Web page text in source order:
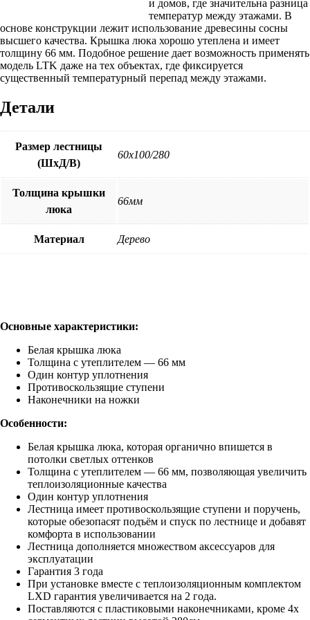
и домов, где значительна разница
температур между этажами. В
основе конструкции лежит использование древесины сосны
высшего качества. Крышка люка хорошо утеплена и имеет
толщину 66 мм. Подобное решение дает возможность применять
модель LTK даже на тех объектах, где фиксируется
существенный температурный перепад между этажами.
Детали
Размер лестницы
(ШхД/В)
60х100/280
Толщина крышки
люка
66мм
Материал Дерево
Основные характеристики:
Белая крышка люка
Толщина с утеплителем — 66 мм
Один контур уплотнения
Противоскользящие ступени
Наконечники на ножки
Особенности:
Белая крышка люка, которая органично впишется в
потолки светлых оттенков
Толщина с утеплителем — 66 мм, позволяющая увеличить
теплоизоляционные качества
Один контур уплотнения
Лестница имеет противоскользящие ступени и поручень,
которые обезопасят подъём и спуск по лестнице и добавят
комфорта в использовании
Лестница дополняется множеством аксессуаров для
эксплуатации
Гарантия 3 года
При установке вместе с теплоизоляционным комплектом
LXD гарантия увеличивается на 2 года.
Поставляются с пластиковыми наконечниками, кроме 4х